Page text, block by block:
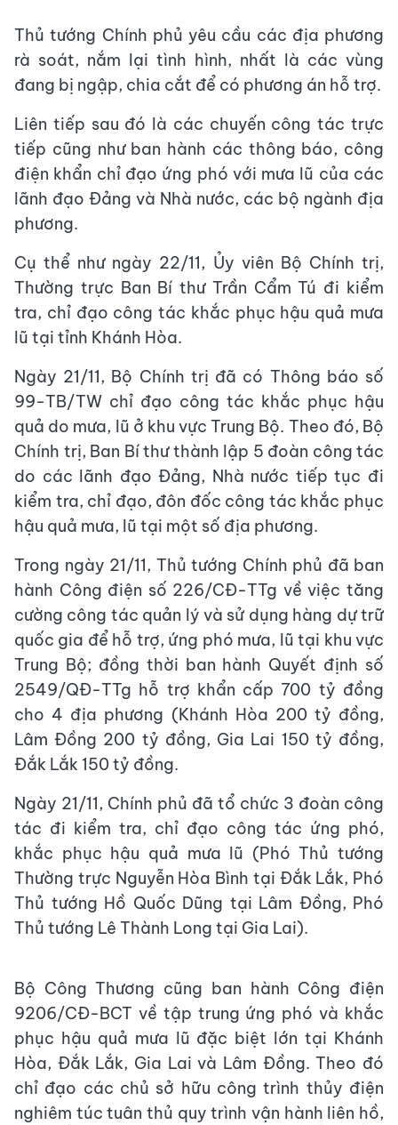
Thủ tướng Chính phủ yêu cầu các địa phương
rà soát, nắm lại tình hình, nhất là các vùng
đang bị ngập, chia cắt để có phương án hỗ trợ.
Liên tiếp sau đó là các chuyến công tác trực
tiếp cũng như ban hành các thông báo, công
điện khẩn chỉ đạo ứng phó với mưa lũ của các
lãnh đạo Đảng và Nhà nước, các bộ ngành địa
phương.
Cụ thể như ngày 22/11, Ủy viên Bộ Chính trị,
Thường trực Ban Bí thư Trần Cẩm Tú đi kiểm
tra, chỉ đạo công tác khắc phục hậu quả mưa
lũ tại tỉnh Khánh Hòa.
Ngày 21/11, Bộ Chính trị đã có Thông báo số
99-TB/TW chỉ đạo công tác khắc phục hậu
quả do mưa, lũ ở khu vực Trung Bộ. Theo đó, Bộ
Chính trị, Ban Bí thư thành lập 5 đoàn công tác
do các lãnh đạo Đảng, Nhà nước tiếp tục đi
kiểm tra, chỉ đạo, đôn đốc công tác khắc phục
hậu quả mưa, lũ tại một số địa phương.
Trong ngày 21/11, Thủ tướng Chính phủ đã ban
hành Công điện số 226/CĐ-TTg về việc tăng
cường công tác quản lý và sử dụng hàng dự trữ
quốc gia để hỗ trợ, ứng phó mưa, lũ tại khu vực
Trung Bộ; đồng thời ban hành Quyết định số
2549/QĐ-TTg hỗ trợ khẩn cấp 700 tỷ đồng
cho 4 địa phương (Khánh Hòa 200 tỷ đồng,
Lâm Đồng 200 tỷ đồng, Gia Lai 150 tỷ đồng,
Đắk Lắk 150 tỷ đồng.
Ngày 21/11, Chính phủ đã tổ chức 3 đoàn công
tác đi kiểm tra, chỉ đạo công tác ứng phó,
khắc phục hậu quả mưa lũ (Phó Thủ tướng
Thường trực Nguyễn Hòa Bình tại Đắk Lắk, Phó
Thủ tướng Hồ Quốc Dũng tại Lâm Đồng, Phó
Thủ tướng Lê Thành Long tại Gia Lai).
Bộ Công Thương cũng ban hành Công điện
9206/CĐ-BCT về tập trung ứng phó và khắc
phục hậu quả mưa lũ đặc biệt lớn tại Khánh
Hòa, Đắk Lắk, Gia Lai và Lâm Đồng. Theo đó
chỉ đạo các chủ sở hữu công trình thủy điện
nghiêm túc tuân thủ quy trình vận hành liên hồ,